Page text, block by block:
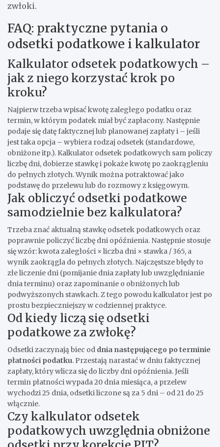
zwłoki.
FAQ: praktyczne pytania o
odsetki podatkowe i kalkulator
Kalkulator odsetek podatkowych –
jak z niego korzystać krok po
kroku?
Najpierw trzeba wpisać kwotę zaległego podatku oraz
termin, w którym podatek miał być zapłacony. Następnie
podaje się datę faktycznej lub planowanej zapłaty i – jeśli
jest taka opcja – wybiera rodzaj odsetek (standardowe,
obniżone itp.). Kalkulator odsetek podatkowych sam policzy
liczbę dni, dobierze stawkę i pokaże kwotę po zaokrągleniu
do pełnych złotych. Wynik można potraktować jako
podstawę do przelewu lub do rozmowy z księgowym.
Jak obliczyć odsetki podatkowe
samodzielnie bez kalkulatora?
Trzeba znać aktualną stawkę odsetek podatkowych oraz
poprawnie policzyć liczbę dni opóźnienia. Następnie stosuje
się wzór: kwota zaległości × liczba dni × stawka / 365, a
wynik zaokrągla do pełnych złotych. Najczęstsze błędy to
złe liczenie dni (pomijanie dnia zapłaty lub uwzględnianie
dnia terminu) oraz zapominanie o obniżonych lub
podwyższonych stawkach. Z tego powodu kalkulator jest po
prostu bezpieczniejszy w codziennej praktyce.
Od kiedy liczą się odsetki
podatkowe za zwłokę?
Odsetki zaczynają biec od dnia następującego po terminie
płatności podatku. Przestają narastać w dniu faktycznej
zapłaty, który wlicza się do liczby dni opóźnienia. Jeśli
termin płatności wypada 20 dnia miesiąca, a przelew
wychodzi 25 dnia, odsetki liczone są za 5 dni – od 21 do 25
włącznie.
Czy kalkulator odsetek
podatkowych uwzględnia obniżone